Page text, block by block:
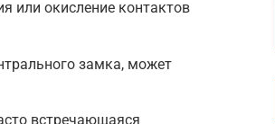
или окисление контактов
замка, может
встречающаяся